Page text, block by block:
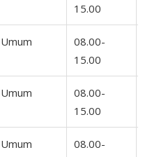
15.00
Umum
08.00-
15.00
Umum
08.00-
15.00
Umum
08.00-